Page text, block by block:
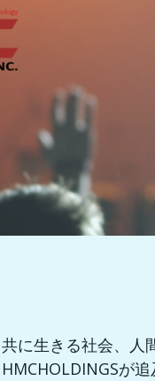
共に生きる社会、人
HMCHOLDINGSが